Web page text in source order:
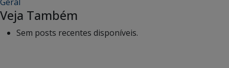
Veja Também
Sem posts recentes disponíveis.